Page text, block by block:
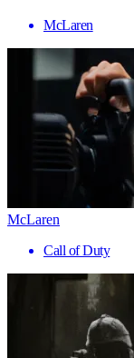
McLaren
McLaren
Call of Duty